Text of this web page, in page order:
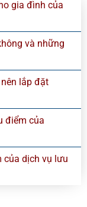
gia đình của
và những
lắp đặt
điểm của
của dịch vụ lưu